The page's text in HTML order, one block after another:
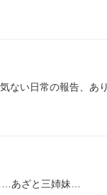
ない日常の報告、あ
あざと三姉妹…